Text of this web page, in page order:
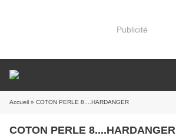
Publicité
Accueil » COTON PERLE 8....HARDANGER
COTON PERLE 8....HARDANGER